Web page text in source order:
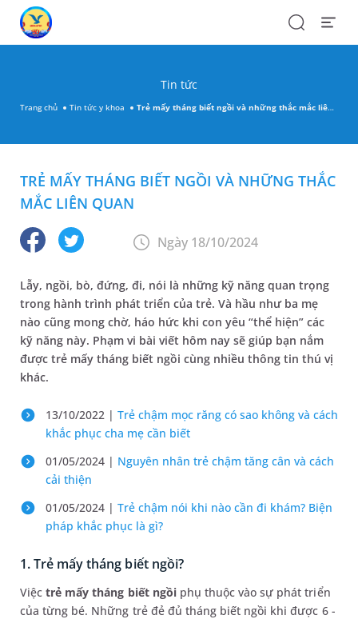
SearchOpen
Tin tức
Trang chủ Tin tức y khoa Trẻ mấy tháng biết ngồi và những thắc mắc liên quan
TRẺ MẤY THÁNG BIẾT NGỒI VÀ NHỮNG THẮC
MẮC LIÊN QUAN
Ngày 18/10/2024
Lẫy, ngồi, bò, đứng, đi, nói là những kỹ năng quan trọng
trong hành trình phát triển của trẻ. Và hầu như ba mẹ
nào cũng mong chờ, háo hức khi con yêu “thể hiện” các
kỹ năng này. Phạm vi bài viết hôm nay sẽ giúp bạn nắm
được trẻ mấy tháng biết ngồi cùng nhiều thông tin thú vị
khác.
13/10/2022 | Trẻ chậm mọc răng có sao không và cách
khắc phục cha mẹ cần biết
01/05/2024 | Nguyên nhân trẻ chậm tăng cân và cách
cải thiện
01/05/2024 | Trẻ chậm nói khi nào cần đi khám? Biện
pháp khắc phục là gì?
1. Trẻ mấy tháng biết ngồi?
Việctrẻ mấy tháng biết ngồiphụ thuộc vào sự phát triển
của từng bé. Những trẻ đẻ đủ tháng biết ngồi khi được 6 -